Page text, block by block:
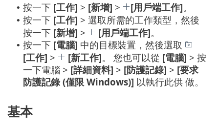
• 按一下 [工作] > [新增] > [用戶端工作]。
• 按一下 [工作] > 選取所需的工作類型，然後
按一下 [新增] > [用戶端工作]。
• 按一下 [電腦] 中的目標裝置，然後選取
[工作] > [新工作]。 您也可以從 [電腦] > 按
一下電腦 > [詳細資料] > [防護記錄] > [要求
防護記錄 (僅限 Windows)] 以執行此供 做。
基本